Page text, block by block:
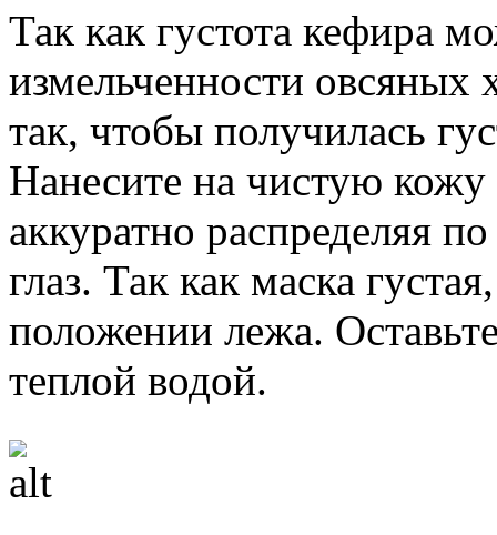
Так как густота кефира
измельченности овсяных
так, чтобы получилась
Нанесите на чистую
аккуратно распределяя
глаз. Так как маска
положении лежа.
теплой водой.